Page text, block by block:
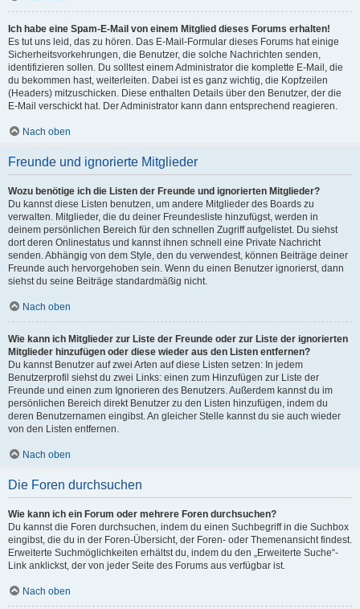
Ich habe eine Spam-E-Mail von einem Mitglied dieses Forums erhalten!
Es tut uns leid, das zu hören. Das E-Mail-Formular dieses Forums hat einige
Sicherheitsvorkehrungen, die Benutzer, die solche Nachrichten senden,
identifizieren sollen. Du solltest einem Administrator die komplette E-Mail, die
du bekommen hast, weiterleiten. Dabei ist es ganz wichtig, die Kopfzeilen
(Headers) mitzuschicken. Diese enthalten Details über den Benutzer, der die
E-Mail verschickt hat. Der Administrator kann dann entsprechend reagieren.
Nach oben
Freunde und ignorierte Mitglieder
Wozu benötige ich die Listen der Freunde und ignorierten Mitglieder?
Du kannst diese Listen benutzen, um andere Mitglieder des Boards zu
verwalten. Mitglieder, die du deiner Freundesliste hinzufügst, werden in
deinem persönlichen Bereich für den schnellen Zugriff aufgelistet. Du siehst
dort deren Onlinestatus und kannst ihnen schnell eine Private Nachricht
senden. Abhängig von dem Style, den du verwendest, können Beiträge deiner
Freunde auch hervorgehoben sein. Wenn du einen Benutzer ignorierst, dann
siehst du seine Beiträge standardmäßig nicht.
Nach oben
Wie kann ich Mitglieder zur Liste der Freunde oder zur Liste der ignorierten
Mitglieder hinzufügen oder diese wieder aus den Listen entfernen?
Du kannst Benutzer auf zwei Arten auf diese Listen setzen: In jedem
Benutzerprofil siehst du zwei Links: einen zum Hinzufügen zur Liste der
Freunde und einen zum Ignorieren des Benutzers. Außerdem kannst du im
persönlichen Bereich direkt Benutzer zu den Listen hinzufügen, indem du
deren Benutzernamen eingibst. An gleicher Stelle kannst du sie auch wieder
von den Listen entfernen.
Nach oben
Die Foren durchsuchen
Wie kann ich ein Forum oder mehrere Foren durchsuchen?
Du kannst die Foren durchsuchen, indem du einen Suchbegriff in die Suchbox
eingibst, die du in der Foren-Übersicht, der Foren- oder Themenansicht findest.
Erweiterte Suchmöglichkeiten erhältst du, indem du den „Erweiterte Suche“-
Link anklickst, der von jeder Seite des Forums aus verfügbar ist.
Nach oben